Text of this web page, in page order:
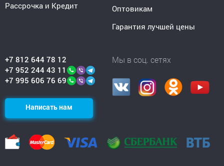
Рассрочка и Кредит
Оптовикам
Гарантия лучшей цены
+7 812 644 78 12
+7 952 244 43 11
+7 995 606 76 69
Написать нам
Мы в соц. сетях